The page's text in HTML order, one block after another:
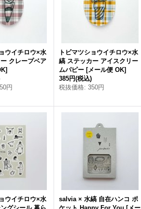
ウイチロウ×水
クレープベア
]
円
トビマツショウイチロウ×水
縞 ステッカー アイスクリー
ムパピー [メール便 OK]
385円(税込)
税抜価格: 350円
ウイチロウ×水
salvia × 水縞 自在ハンコ ポ